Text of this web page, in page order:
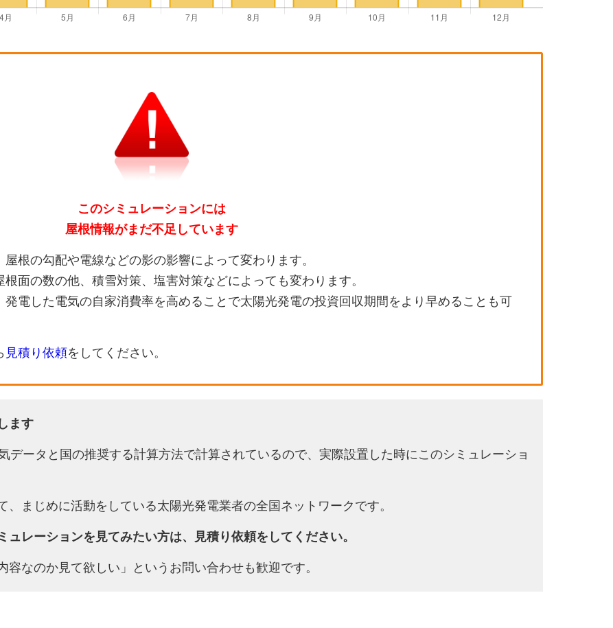
このシミュレーションには
屋根情報がまだ不足しています
根の勾配や電線などの影の影響によって変わります。
面の数の他、積雪対策、塩害対策などによっても変わります。
電した電気の自家消費率を高めることで太陽光発電の投資回収期間をより早めることも可
見積り依頼をしてください。
ます
データと国の推奨する計算方法で計算されているので、実際設置した時にこのシミュレーショ
まじめに活動をしている太陽光発電業者の全国ネットワークです。
ュレーションを見てみたい方は、見積り依頼をしてください。
容なのか見て欲しい」というお問い合わせも歓迎です。